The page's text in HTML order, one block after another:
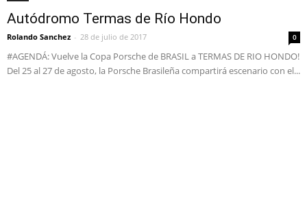
Autódromo Termas de Río Hondo
Rolando Sanchez - 28 de julio de 2017 0
#AGENDÁ: Vuelve la Copa Porsche de BRASIL a TERMAS DE RIO HONDO!
Del 25 al 27 de agosto, la Porsche Brasileña compartirá escenario con el...